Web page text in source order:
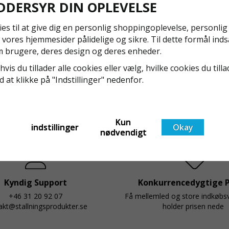
Fremstillet
-40°C til
EN1004:2020
Även om det kan verka högst osannolikt så är våra
regler för rullställning i Sverige slappare än de från
EU i skrivande stund, men detta kommer det bli
ändring på. Från och med 2025 träder nya
Läs mer om de nya reglerna!
Kyndig Support
+46 31 20 92 07
Konkurrencedygtige
Få mellemled og store
holder prisen nede
DIN OPLEVELSE
til at give dig en personlig shoppingoplevelse,
hjemmesider pålidelige og sikre. Til dette formål
brugere, deres design og deres enheder.
du tillader alle cookies eller vælg, hvilke cookies du
at klikke på "Indstillinger" nedenfor.
indstillinger
Kun
nødvendigt
Okay